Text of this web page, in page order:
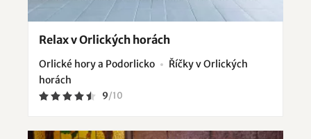
Relax v Orlických horách
Orlické hory a Podorlicko
Říčky v Orlických
horách
9/10